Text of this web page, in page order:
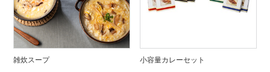
雑炊スープ 小容量カレーセット